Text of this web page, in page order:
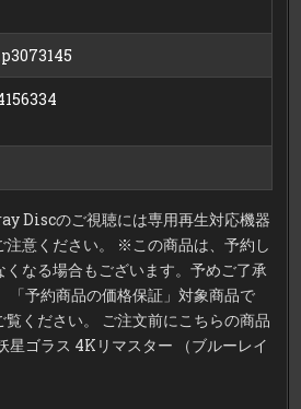
Discのご視聴には専用再生対応機器
注意ください。 ※この商品は、予約し
なる場合もございます。予めご了承
「予約商品の価格保証」対象商品で
ください。 ご注文前にこちらの商品
星ゴラス 4Kリマスター （ブルーレイ